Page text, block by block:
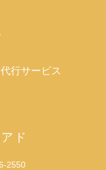
行サービス
ド
2550